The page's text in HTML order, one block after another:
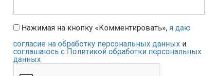
Нажимая на кнопку «Комментировать», я даю
согласие на обработку персональных данных и
соглашаюсь с Политикой обработки персональных
данных